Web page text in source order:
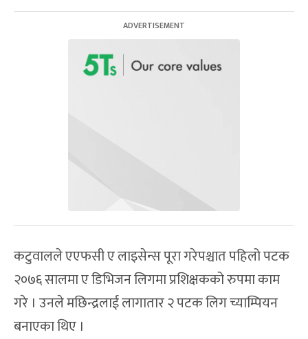
कटुवालले एएफसी ए लाइसेन्स पूरा गरेपश्चात पहिलो पटक
२०७६ सालमा ए डिभिजन लिगमा प्रशिक्षकको रुपमा काम
गरे । उनले मछिन्द्रलाई लागातार २ पटक लिग च्याम्पियन
बनाएका थिए ।